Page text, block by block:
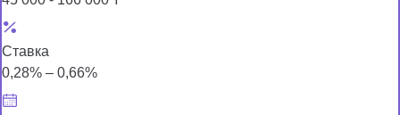
Ставка
0,28% – 0,66%